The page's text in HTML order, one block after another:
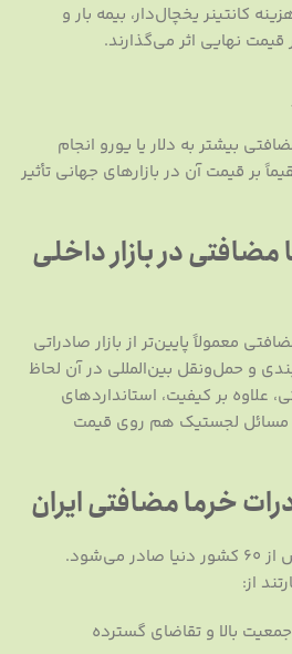
کانتینر یخچال‌دار، بیمه بار و
نهایی اثر می‌گذارند.
بیشتر به دلار یا یورو انجام
بر قیمت آن در بازارهای جهانی تأثیر
در بازار داخلی
معمولاً پایین‌تر از بازار صادراتی
و حمل‌ونقل بین‌المللی در آن لحاظ
علاوه بر کیفیت، استانداردهای
مسائل لجستیک هم روی قیمت
خرما مضافتی ایران
خرمای مضافتی ایران به بیش از ۶۰ کشور دنیا صادر می‌شود.
از:
بالا و تقاضای گسترده